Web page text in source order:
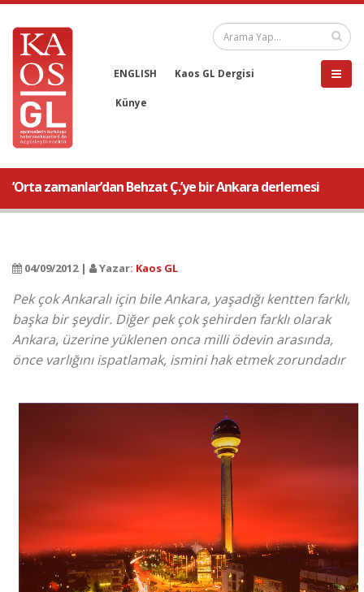
ENGLISH Kaos GL Dergisi
Künye
’Orta zamanlar’dan Behzat Ç.’ye bir Ankara derlemesi
04/09/2012 | Yazar: Kaos GL
Pek çok Ankaralı için bile Ankara, yaşadığı kentten farklı,
başka bir şeydir. Diğer pek çok şehirden farklı olarak
Ankara, üzerine yüklenen onca milli ödevin arasında,
önce varlığını ispatlamak, ismini hak etmek zorundadır